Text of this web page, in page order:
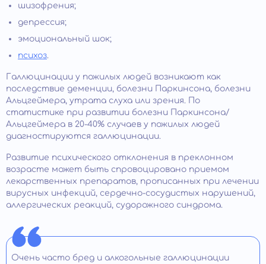
шизофрения;
депрессия;
эмоциональный шок;
психоз.
Галлюцинации у пожилых людей возникают как
последствие деменции, болезни Паркинсона, болезни
Альцгеймера, утрата слуха или зрения. По
статистике при развитии болезни Паркинсона/
Альцгеймера в 20-40% случаев у пожилых людей
диагностируются галлюцинации.
Развитие психического отклонения в преклонном
возрасте может быть спровоцировано приемом
лекарственных препаратов, прописанных при лечении
вирусных инфекций, сердечно-сосудистых нарушений,
аллергических реакций, судорожного синдрома.
Очень часто бред и алкогольные галлюцинации